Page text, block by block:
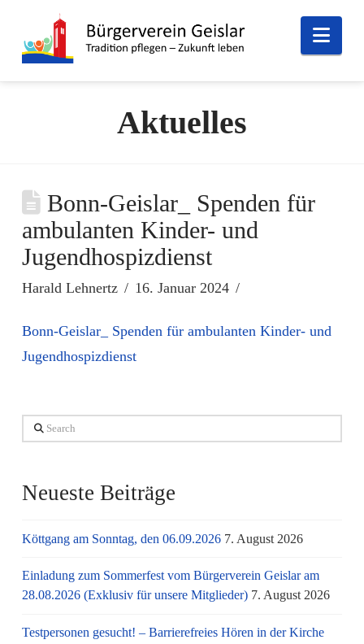
Aktuelles
Bonn-Geislar_ Spenden für
ambulanten Kinder- und
Jugendhospizdienst
Harald Lehnertz 16. Januar 2024
Bonn-Geislar_ Spenden für ambulanten Kinder- und
Jugendhospizdienst
Search
Neueste Beiträge
Köttgang am Sonntag, den 06.09.2026 7. August 2026
Einladung zum Sommerfest vom Bürgerverein Geislar am
28.08.2026 (Exklusiv für unsere Mitglieder) 7. August 2026
Testpersonen gesucht! – Barrierefreies Hören in der Kirche